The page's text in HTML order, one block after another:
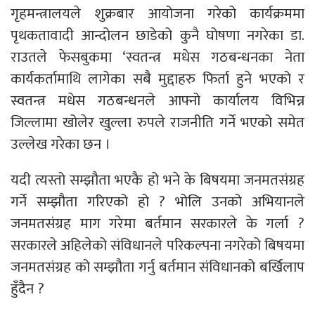
गृहमन्त्रालयले शुक्रबार आयोजना गरेको कार्यक्रममा
पृथकतावादी आन्दोलन छाडेको कुनै घोषणा नगरेका डा.
राउतले फेसबुकमा ‘स्वतन्त्र मधेस गठबन्धनका नेता
कार्यकर्तामाथि लागेका सबै मुद्दाहरु फिर्ता हुने भएको र
स्वतन्त्र मधेस गठबन्धनले आफ्नो कार्यालय विभिन्न
जिल्लामा खोलेर खुल्ला रुपले राजनीति गर्ने भएको समेत
उल्लेख गरेका छन ।
यदी त्यस्तो सम्झौता भएकै हो भने के बिषयमा जनमतसंग्रह
गर्ने सम्झौता गरिएको हो ? भोलि उनको अभियानले
जनमतसंग्रह माग गरेमा बर्तमान सरकारले के गर्ला ?
सरकारले अहिलेको संविधानले परिकल्पना नगरेको बिषयमा
जनमतसंग्रह को सम्झौता गर्नु बर्तमान संविधानको बर्खिलाप
हुँदैन ?